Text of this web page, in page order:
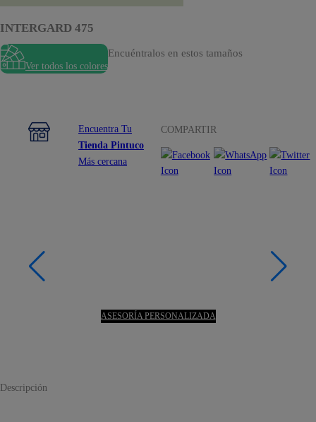
INTERGARD 475
Ver todos los colores
Encuéntralos en estos tamaños
Encuentra Tu
Tienda Pintuco
Más cercana
COMPARTIR
ASESORÍA PERSONALIZADA
Descripción